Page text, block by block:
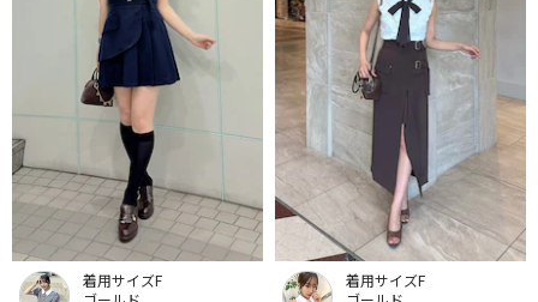
着用サイズF
着用サイズF